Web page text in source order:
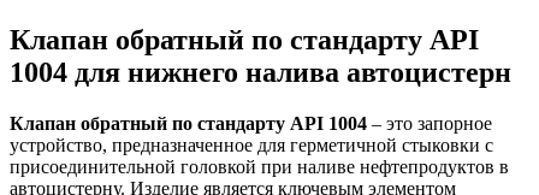
Клапан обратный по стандарту API
1004 для нижнего налива автоцистерн
Клапан обратный по стандарту API 1004 – это запорное
устройство, предназначенное для герметичной стыковки с
присоединительной головкой при наливе нефтепродуктов в
автоцистерну. Изделие является ключевым элементом